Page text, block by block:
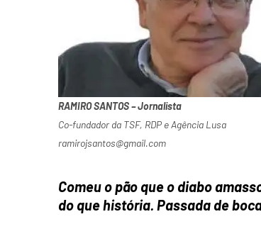
RAMIRO SANTOS – Jornalista
Co-fundador da TSF, RDP e Agência Lusa
ramirojsantos@gmail.com
Comeu o pão que o diabo
do que história. Passada de